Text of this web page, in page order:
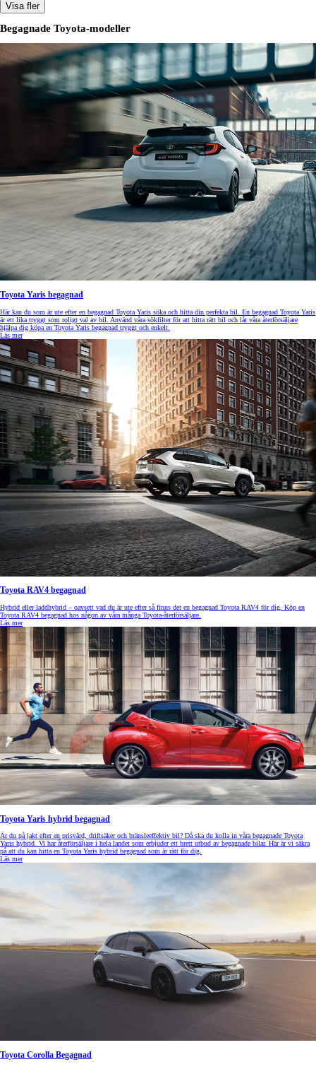
Visa fler
Begagnade Toyota-modeller
Toyota Yaris begagnad
Här kan du som är ute efter en begagnad Toyota Yaris söka och hitta din perfekta bil. En begagnad Toyota Yaris
är ett lika tryggt som roligt val av bil. Använd våra sökfilter för att hitta rätt bil och låt våra återförsäljare
hjälpa dig köpa en Toyota Yaris begagnad tryggt och enkelt.
Läs mer
Toyota RAV4 begagnad
Hybrid eller laddhybrid – oavsett vad du är ute efter så finns det en begagnad Toyota RAV4 för dig. Köp en
Toyota RAV4 begagnad hos någon av våra många Toyota-återförsäljare.
Läs mer
Toyota Yaris hybrid begagnad
Är du på jakt efter en prisvärd, driftsäker och bränsleeffektiv bil? Då ska du kolla in våra begagnade Toyota
Yaris hybrid. Vi har återförsäljare i hela landet som erbjuder ett brett utbud av begagnade bilar. Här är vi säkra
på att du kan hitta en Toyota Yaris hybrid begagnad som är rätt för dig.
Läs mer
Toyota Corolla Begagnad